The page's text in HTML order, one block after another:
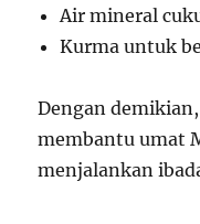
Air mineral
Kurma untuk
Dengan
membantu umat
menjalankan